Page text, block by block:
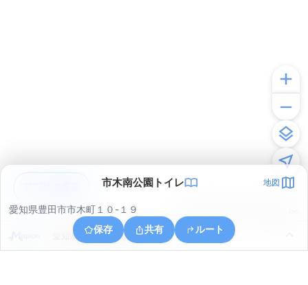
市木南公園トイレ 地図
愛知県豊田市市木町１０-１９
保存
共有 ルート
愛知県豊田市岩滝町新田